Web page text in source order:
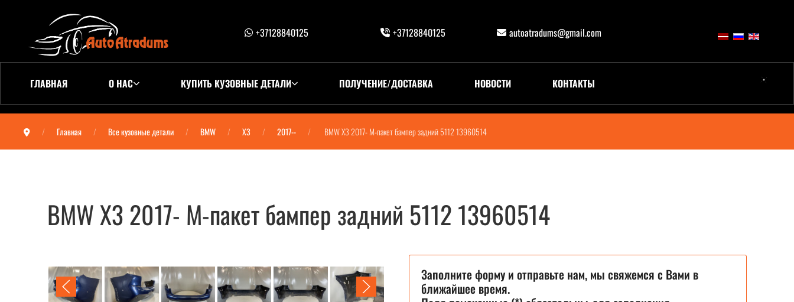
+37128840125 +37128840125 autoatradums@gmail.com
ГЛАВНАЯ О НАС КУПИТЬ КУЗОВНЫЕ ДЕТАЛИ ПОЛУЧЕНИЕ/ДОСТАВКА НОВОСТИ КОНТАКТЫ
Главная Все кузовные детали BMW X3 2017-- BMW X3 2017- М-пакет бампер задний 5112 13960514
BMW X3 2017- М-пакет бампер задний 5112 13960514
Заполните форму и отправьте нам, мы свяжемся с Вами в
ближайшее время.